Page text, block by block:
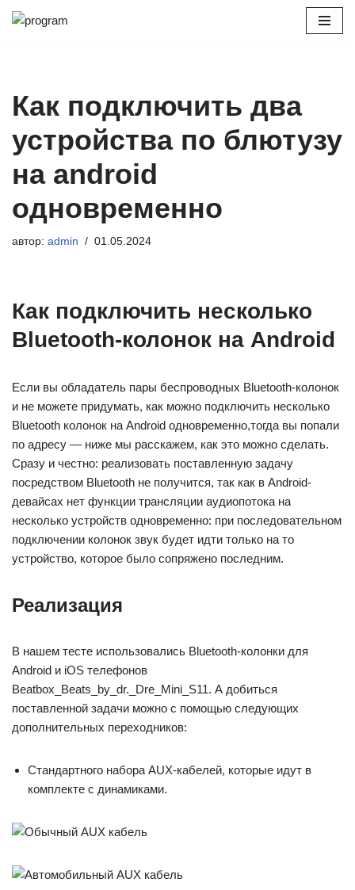
Как подключить два
устройства по блютузу
на android
одновременно
автор: admin 01.05.2024
Как подключить несколько
Bluetooth-колонок на Android
Если вы обладатель пары беспроводных Bluetooth-колонок
и не можете придумать, как можно подключить несколько
Bluetooth колонок на Android одновременно,тогда вы попали
по адресу — ниже мы расскажем, как это можно сделать.
Сразу и честно: реализовать поставленную задачу
посредством Bluetooth не получится, так как в Android-
девайсах нет функции трансляции аудиопотока на
несколько устройств одновременно: при последовательном
подключении колонок звук будет идти только на то
устройство, которое было сопряжено последним.
Реализация
В нашем тесте использовались Bluetooth-колонки для
Android и iOS телефонов
Beatbox_Beats_by_dr._Dre_Mini_S11. А добиться
поставленной задачи можно с помощью следующих
дополнительных переходников:
Стандартного набора AUX-кабелей, которые идут в
комплекте с динамиками.